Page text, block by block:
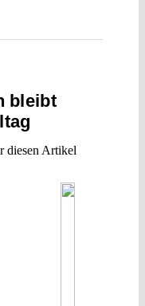
bleibt
diesen Artikel